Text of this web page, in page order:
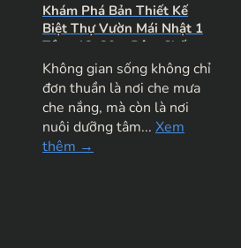
Khám Phá Bản Thiết Kế
Biệt Thự Vườn Mái Nhật 1
Tầng 12x20m Đậm Chất
Nghỉ Dưỡng
Không gian sống không chỉ
đơn thuần là nơi che mưa
che nắng, mà còn là nơi
nuôi dưỡng tâm... Xem
thêm →